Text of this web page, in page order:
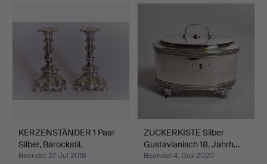
KERZENSTÄNDER 1 Paar
Silber, Barockstil.
Beendet 27. Jul 2018
ZUCKERKISTE Silber
Gustavianisch 18. Jahrh…
Beendet 4. Dez 2020